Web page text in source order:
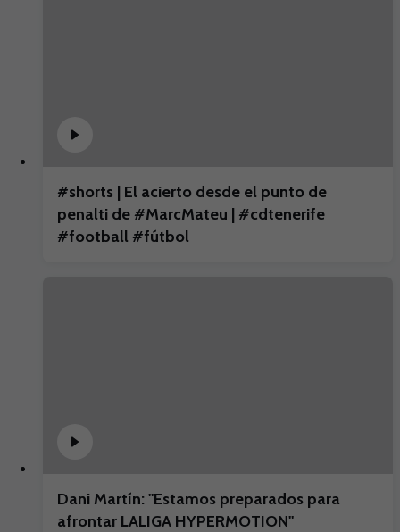
#shorts | El acierto desde el punto de
penalti de #MarcMateu | #cdtenerife
#football #fútbol
Dani Martín: "Estamos preparados para
afrontar LALIGA HYPERMOTION"